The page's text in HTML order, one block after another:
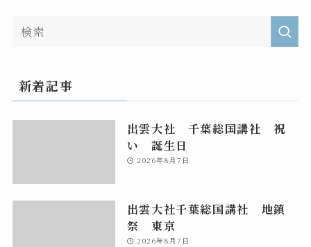
新着記事
出雲大社 千葉総国講社 祝
い 誕生日
2026年8月7日
出雲大社千葉総国講社 地鎮
祭 東京
2026年8月7日